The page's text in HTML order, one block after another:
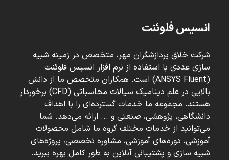
انسیس فلوئنت
شرکت خلاق پردازشگران مهر، متخصص در زمینه شبیه
سازی عددی با استفاده از نرم افزار انسیس فلوئنت
(ANSYS Fluent) است. همکاران متخصص ما از دانش
بالایی در علم دینامیک سیالات محاسباتی (CFD) برخوردار
هستند. مجموعه ما خدمات گسترده‌ای را با اهداف
دانشگاهی، پژوهشی، صنعتی و ... ارائه می‌دهد. شما
می‌توانید از خدمات مختلف گروه ما شامل محصولات
آموزشی، دوره‌های آموزشی، مشاوره تخصصی، پروژه‌های
شبیه سازی و پشتیبانی آنلاین به طور کامل بهره ببرید.